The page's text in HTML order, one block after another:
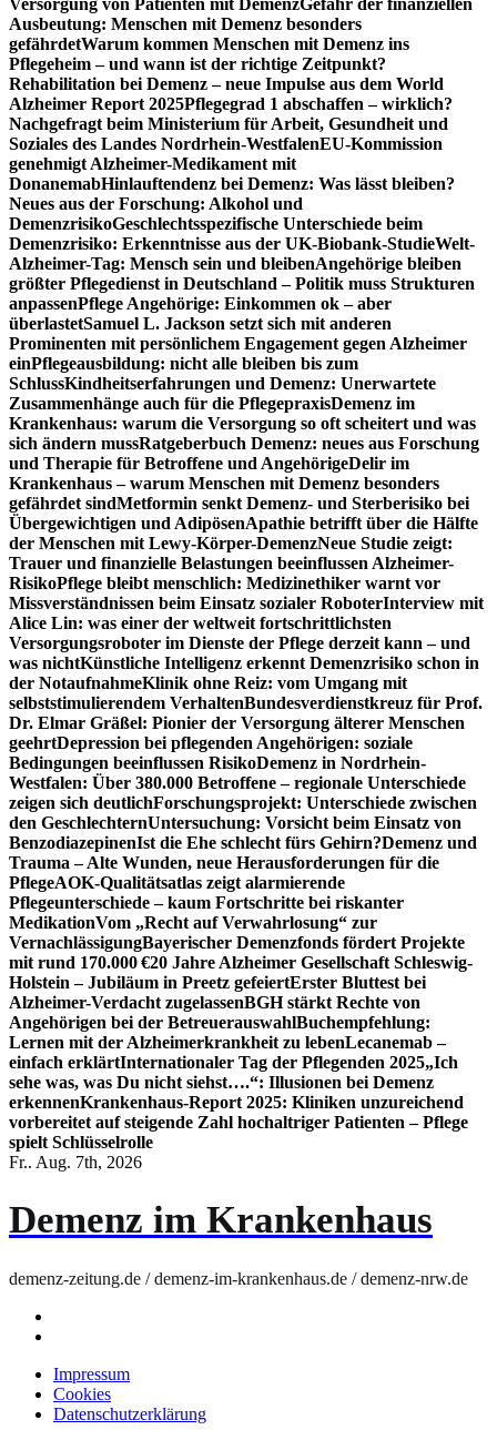
Versorgung von Patienten mit DemenzGefahr der finanziellen
Ausbeutung: Menschen mit Demenz besonders
gefährdetWarum kommen Menschen mit Demenz ins
Pflegeheim – und wann ist der richtige Zeitpunkt?
Rehabilitation bei Demenz – neue Impulse aus dem World
Alzheimer Report 2025Pflegegrad 1 abschaffen – wirklich?
Nachgefragt beim Ministerium für Arbeit, Gesundheit und
Soziales des Landes Nordrhein-WestfalenEU-Kommission
genehmigt Alzheimer-Medikament mit
DonanemabHinlauftendenz bei Demenz: Was lässt bleiben?
Neues aus der Forschung: Alkohol und
DemenzrisikoGeschlechtsspezifische Unterschiede beim
Demenzrisiko: Erkenntnisse aus der UK-Biobank-StudieWelt-
Alzheimer-Tag: Mensch sein und bleibenAngehörige bleiben
größter Pflegedienst in Deutschland – Politik muss Strukturen
anpassenPflege Angehörige: Einkommen ok – aber
überlastetSamuel L. Jackson setzt sich mit anderen
Prominenten mit persönlichem Engagement gegen Alzheimer
einPflegeausbildung: nicht alle bleiben bis zum
SchlussKindheitserfahrungen und Demenz: Unerwartete
Zusammenhänge auch für die PflegepraxisDemenz im
Krankenhaus: warum die Versorgung so oft scheitert und was
sich ändern mussRatgeberbuch Demenz: neues aus Forschung
und Therapie für Betroffene und AngehörigeDelir im
Krankenhaus – warum Menschen mit Demenz besonders
gefährdet sindMetformin senkt Demenz- und Sterberisiko bei
Übergewichtigen und AdipösenApathie betrifft über die Hälfte
der Menschen mit Lewy-Körper-DemenzNeue Studie zeigt:
Trauer und finanzielle Belastungen beeinflussen Alzheimer-
RisikoPflege bleibt menschlich: Medizinethiker warnt vor
Missverständnissen beim Einsatz sozialer RoboterInterview mit
Alice Lin: was einer der weltweit fortschrittlichsten
Versorgungsroboter im Dienste der Pflege derzeit kann – und
was nichtKünstliche Intelligenz erkennt Demenzrisiko schon in
der NotaufnahmeKlinik ohne Reiz: vom Umgang mit
selbststimulierendem VerhaltenBundesverdienstkreuz für Prof.
Dr. Elmar Gräßel: Pionier der Versorgung älterer Menschen
geehrtDepression bei pflegenden Angehörigen: soziale
Bedingungen beeinflussen RisikoDemenz in Nordrhein-
Westfalen: Über 380.000 Betroffene – regionale Unterschiede
zeigen sich deutlichForschungsprojekt: Unterschiede zwischen
den GeschlechternUntersuchung: Vorsicht beim Einsatz von
BenzodiazepinenIst die Ehe schlecht fürs Gehirn?Demenz und
Trauma – Alte Wunden, neue Herausforderungen für die
PflegeAOK-Qualitätsatlas zeigt alarmierende
Pflegeunterschiede – kaum Fortschritte bei riskanter
MedikationVom „Recht auf Verwahrlosung“ zur
VernachlässigungBayerischer Demenzfonds fördert Projekte
mit rund 170.000 €20 Jahre Alzheimer Gesellschaft Schleswig-
Holstein – Jubiläum in Preetz gefeiertErster Bluttest bei
Alzheimer-Verdacht zugelassenBGH stärkt Rechte von
Angehörigen bei der BetreuerauswahlBuchempfehlung:
Lernen mit der Alzheimerkrankheit zu lebenLecanemab –
einfach erklärtInternationaler Tag der Pflegenden 2025„Ich
sehe was, was Du nicht siehst….“: Illusionen bei Demenz
erkennenKrankenhaus-Report 2025: Kliniken unzureichend
vorbereitet auf steigende Zahl hochaltriger Patienten – Pflege
spielt Schlüsselrolle
Fr.. Aug. 7th, 2026
Demenz im Krankenhaus
demenz-zeitung.de / demenz-im-krankenhaus.de / demenz-nrw.de
Impressum
Cookies
Datenschutzerklärung